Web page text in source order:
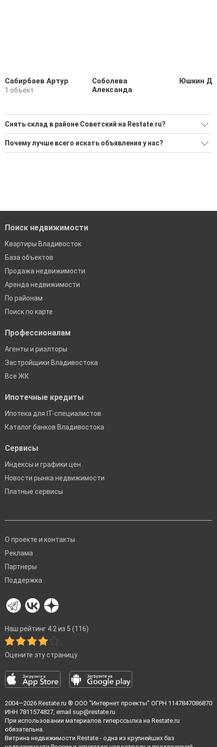
Сабирбаев Артур
1 объект
Соболева
Александа
Юшкин
Снять склад в районе Советский на Restate.ru?
Поможем Снять склад в районе Советский?
Воспользуйтесь нашим поиском по новостройкам, для
Почему лучше всего искать объявления у нас?
Поиск недвижимости
Квартиры Владивосток
База объектов
Продажа недвижимости
Аренда недвижимости
По районам
Поиск по карте
Профессионалам
Агенты и риэлторы
Застройщики Владивостока
Все ЖК
Ипотечные кредиты
Ипотека для IT-специалистов
Каталог банков Владивостока
Сервисы
Индексы и графики цен
Новости рынка недвижимости
Платные сервисы
О проекте и контакты
Реклама
Партнеры
Поддержка
Наш рейтинг 4.2 из 5 (116)
Оцените эту страницу
2004—2026 Restate.ru ® ООО "Интернет проекты" ОГРН 1147847086870
ИНН 7811574827, email sup@restate.ru
При использовании материалов гиперссылка на Restate.ru
обязательна.
Витрина недвижимости Restate - одна из крупнейших баз